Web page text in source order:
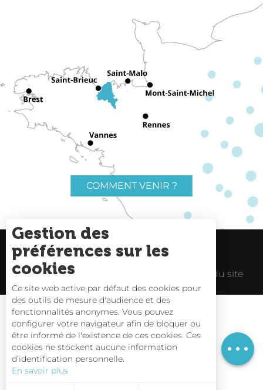
Horaires
COMMENT VENIR ?
Charte du voyageur Liens utiles
Espace Pro Plan du site
Carte interactive
Gestion des
préférences sur les
cookies
Ce site web active par défaut des cookies pour
des outils de mesure d'audience et des
fonctionnalités anonymes. Vous pouvez
configurer votre navigateur afin de bloquer ou
être informé de l'existence de ces cookies. Ces
cookies ne stockent aucune information
d’identification personnelle.
En savoir plus